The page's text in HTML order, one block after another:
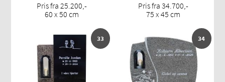
Pris fra 25.200,-
60 x 50 cm
Pris fra 34.700,-
75 x 45 cm
33 34